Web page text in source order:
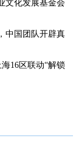
文化发展基金会
中国团队开辟真
16区联动“解锁